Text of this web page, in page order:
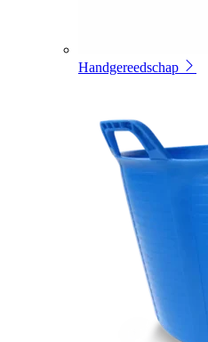
Handgereedschap